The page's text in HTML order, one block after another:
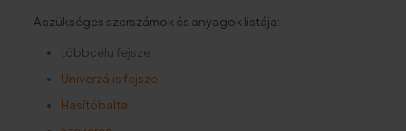
A szükséges szerszámok és anyagok listája:
többcélú fejsze
Univerzális fejsze
Hasítóbalta